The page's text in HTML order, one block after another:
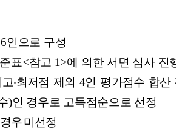
인으로 구성
표<참고 1>에 의한 서면 심사 진행
‧최저점 제외 4인 평가점수 합산
)인 경우로 고득점순으로 선정
우 미선정